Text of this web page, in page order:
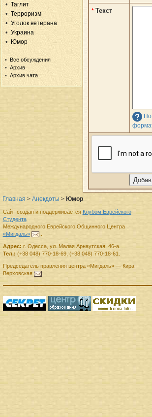
Таглит
Терроризм
Уголок ветерана
Украина
Юмор
Все обсуждения
Архив
Архив чата
* Текст
Главная > Анекдоты > Юмор
Сайт создан и поддерживается Клубом Еврейского
Студента
Международного Еврейского Общинного Центра
«Мигдаль»
.
Адрес: г. Одесса, ул. Малая Арнаутская, 46-а.
Тел.: (+38 048) 770-18-69, (+38 048) 770-18-61
Председатель правленияцентра «Мигдаль»— Кира
Верховская
.